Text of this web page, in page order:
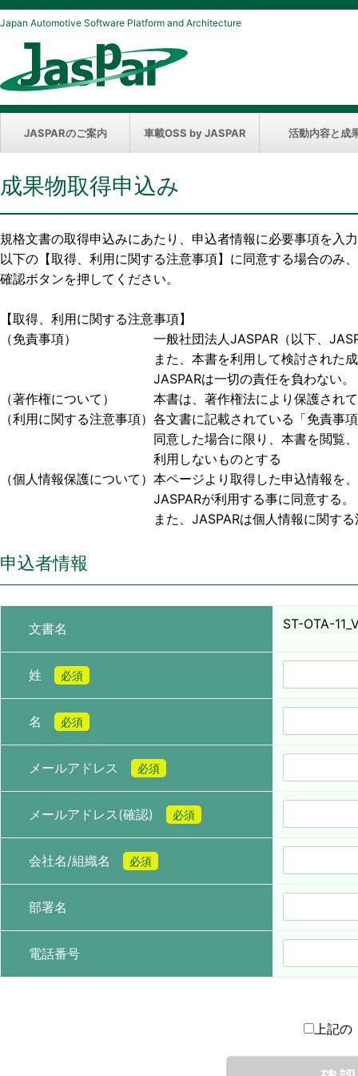
Japan Automotive Software Platform and Architecture
JASPARのご案内 車載OSS by JASPAR 活動内容と成
成果物取得申込み
規格文書の取得申込みにあたり、申込者情報に必要事項を入
以下の【取得、利用に関する注意事項】に同意する場合のみ
確認ボタンを押してください。
【取得、利用に関する注意事項】
（免責事項） 一般社団法人JASPAR（以下、
また、本書を利用して検討された成果物、また
JASPARは一切の責任を負わない。
（著作権について） 本書は、著作権法により保護されて
（利用に関する注意事項）各文書に記載されている「免責
同意した場合に限り、本書を閲覧、利用する
利用しないものとする
（個人情報保護について）本ページより取得した申込情報
JASPARが利用する事に同意する。
また、JASPARは個人情報に関する法令およ
申込者情報
文書名 ST-OTA-
姓 必須
名 必須
メールアドレス 必須
メールアドレス(確認) 必須
会社名/組織名 必須
部署名
電話番号
上記の